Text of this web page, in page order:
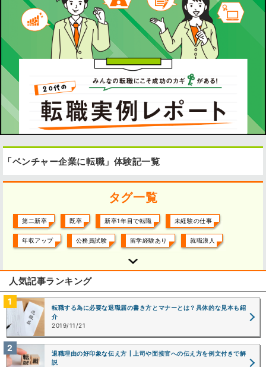
「ベンチャー企業に転職」体験記一覧
タグ一覧
第二新卒 既卒 新卒1年目で転職 未経験の仕事
年収アップ 公務員試験 留学経験あり 就職浪人
大企業から転職
ベンチャー企業に転職
日系企業 働き方改革 経験を活かして 資格を活かして
研究を活かして
リストラ・倒産 パワハラ 結婚・出産 高卒 大検
脱ブラック企業 人間関係 やりがい求めて
人気記事ランキング
転職する為に必要な退職届の書き方とマナーとは？具体的な見本も紹
介
2019/11/21
退職理由の好印象な伝え方┃上司や面接官への伝え方を例文付きで解
説